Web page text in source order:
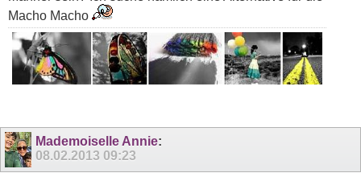
Macho Macho
Mademoiselle Annie:
08.02.2013 09:23